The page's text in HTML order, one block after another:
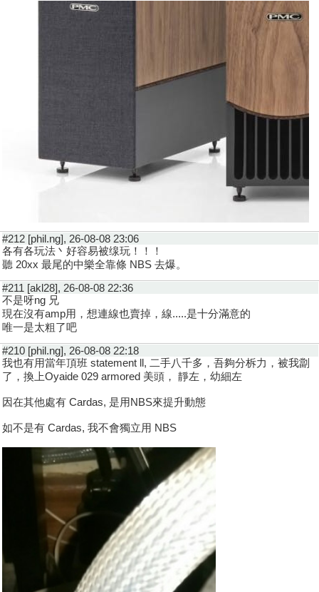
#212 [phil.ng], 26-08-08 23:06
各有各玩法丶好容易被缐玩！！！
聽 20xx 最尾的中樂全靠條 NBS 去爆。
#211 [akl28], 26-08-08 22:36
不是呀ng 兄
現在沒有amp用，想連線也賣掉，線.....是十分滿意的
唯一是太粗了吧
#210 [phil.ng], 26-08-08 22:18
我也有用當年頂班 statement ll, 二手八千多，吾夠分柝力，被我劏
了，換上Oyaide 029 armored 美頭， 靜左，幼細左
因在其他處有 Cardas, 是用NBS來提升動態
如不是有 Cardas, 我不會獨立用 NBS